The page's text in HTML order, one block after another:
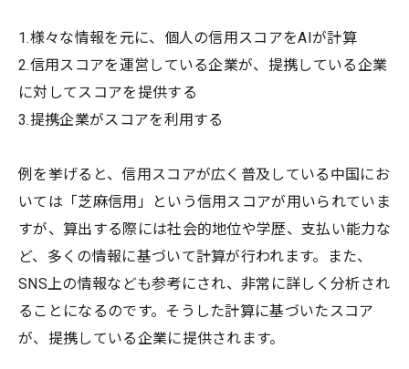
1.様々な情報を元に、個人の信用スコアをAIが計算
2.信用スコアを運営している企業が、提携している企業
に対してスコアを提供する
3.提携企業がスコアを利用する
例を挙げると、信用スコアが広く普及している中国にお
いては「芝麻信用」という信用スコアが用いられていま
すが、算出する際には社会的地位や学歴、支払い能力な
ど、多くの情報に基づいて計算が行われます。また、
SNS上の情報なども参考にされ、非常に詳しく分析され
ることになるのです。そうした計算に基づいたスコア
が、提携している企業に提供されます。